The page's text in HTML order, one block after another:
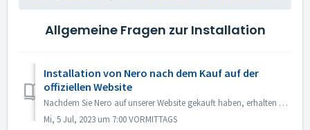
Allgemeine Fragen zur Installation
Installation von Nero nach dem Kauf auf der
offiziellen Website
Nachdem Sie Nero auf unserer Website gekauft haben, erhalten Sie automatisch eine E-Mail mit dem Bestellinhalt und der Installationsanleitung. Den Soft...
Mi, 5 Jul, 2023 um 7:00 VORMITTAGS